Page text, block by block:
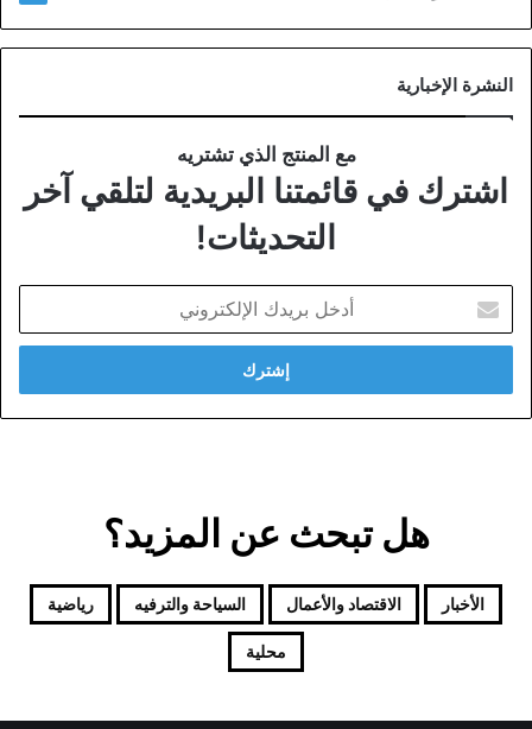
النشرة الإخبارية
مع المنتج الذي تشتريه
اشترك في قائمتنا البريدية لتلقي آخر
التحديثات!
بريدك
الإلكتروني
هل تبحث عن المزيد؟
الأخبار الاقتصاد والأعمال السياحة والترفيه رياضية
محلية